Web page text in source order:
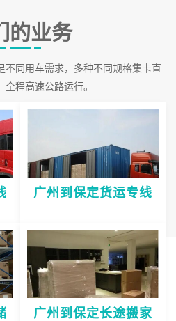
的业务
不同用车需求，多种不同规格集卡直
全程高速公路运行。
广州到保定货运专线
广州到保定长途搬家